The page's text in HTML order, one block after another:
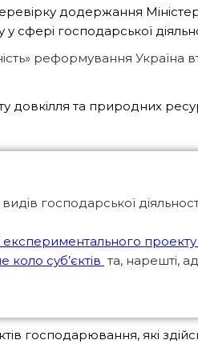
додержання
сфері господарської
реформування Україна
довкілля та природних
господарської
суб’єктів та, нарешті,
господарювання, які